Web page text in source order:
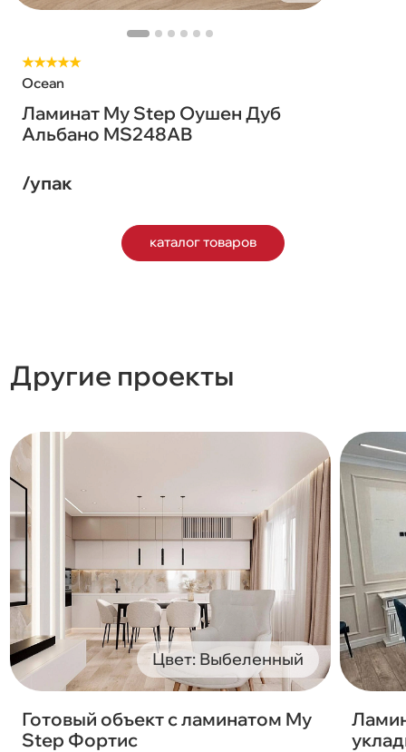
★★★★★
Ocean
Ламинат My Step Оушен Дуб
Альбано MS248AB
/упак
каталог товаров
Другие проекты
Цвет: Выбеленный
Готовый объект с ламинатом My
Step Фортис